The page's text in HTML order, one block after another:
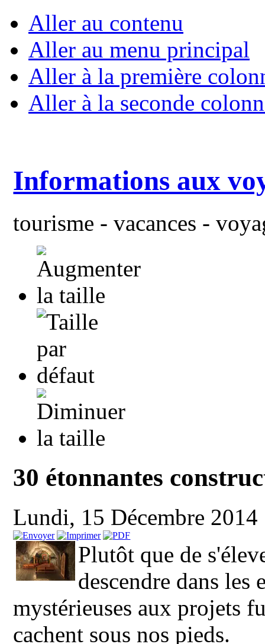
Aller au contenu
Aller au menu principal
Aller à la première
Aller à la seconde
Informations aux
tourisme - vacances -
30 étonnantes
Lundi, 15 Décembre
Plutôt que de
descendre dans
mystérieuses aux projets
cachent sous nos pieds.